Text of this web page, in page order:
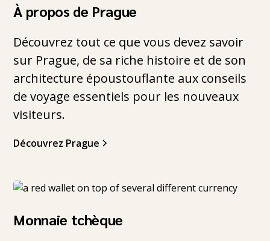
À propos de Prague
Découvrez tout ce que vous devez savoir
sur Prague, de sa riche histoire et de son
architecture époustouflante aux conseils
de voyage essentiels pour les nouveaux
visiteurs.
Découvrez Prague
Monnaie tchèque